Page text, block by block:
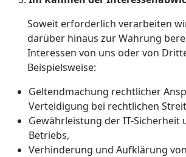
Soweit erforderlich verarbeiten
darüber hinaus zur Wahrung
Interessen von uns oder von
Beispielsweise:
Geltendmachung rechtlicher
Verteidigung bei rechtlichen
Gewährleistung der IT-Sicherheit
Betriebs,
Verhinderung und Aufklärung